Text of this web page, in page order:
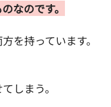
なのです。
を持っています。
しまう。